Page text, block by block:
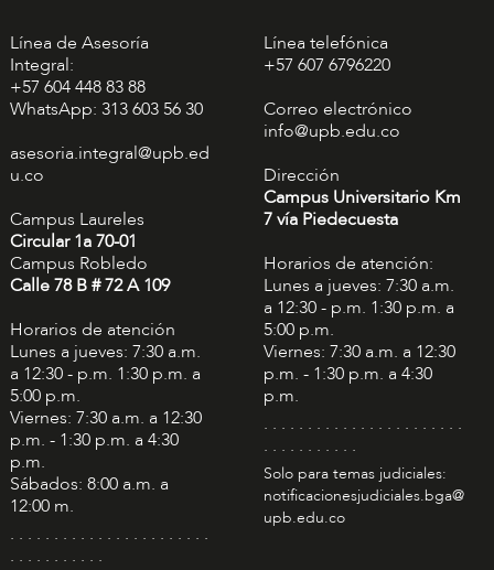
Línea de Asesoría
Integral:
+57 604 448 83 88
WhatsApp: 313 603 56 30
asesoria.integral@upb.ed
u.co
Campus Laureles
Circular 1a 70-01
Campus Robledo
Calle 78 B # 72 A 109
Horarios de atención
Lunes a jueves: 7:30 a.m.
a 12:30 - p.m. 1:30 p.m. a
5:00 p.m.
Viernes: 7:30 a.m. a 12:30
p.m. - 1:30 p.m. a 4:30
p.m.
Sábados: 8:00 a.m. a
12:00 m.
. . . . . . . . . . . . . . . . . . . . . . .
. . . . . . . . . . .
Línea telefónica
+57 607 6796220
Correo electrónico
info@upb.edu.co
Dirección
Campus Universitario Km
7 vía Piedecuesta
Horarios de atención:
Lunes a jueves: 7:30 a.m.
a 12:30 - p.m. 1:30 p.m. a
5:00 p.m.
Viernes: 7:30 a.m. a 12:30
p.m. - 1:30 p.m. a 4:30
p.m.
. . . . . . . . . . . . . . . . . . . . . . .
. . . . . . . . . . .
Solo para temas judiciales:
notificacionesjudiciales.bga@
upb.edu.co